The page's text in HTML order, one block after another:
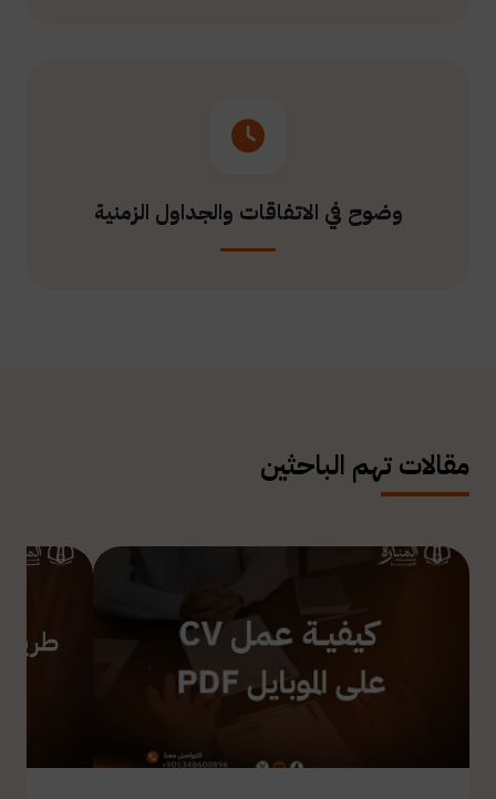
وضوح في الاتفاقات والجداول الزمنية
مقالات تهم الباحثين